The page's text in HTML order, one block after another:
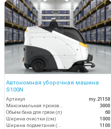
Автономная уборочная машина
S100N
Артикул
my.21158
Максимальная производительность (м2/ч)
3000
Объём бака для грязи (л)
60
Ширина очистки (см)
1000
Ширина подметания (мм)
1100